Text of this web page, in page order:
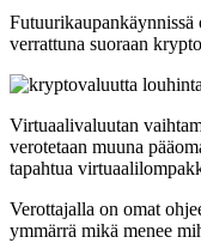
Futuurikaupankäynnissä
verrattuna suoraan
Virtuaalivaluutan
verotetaan muuna
tapahtua
Verottajalla on omat
ymmärrä mikä menee